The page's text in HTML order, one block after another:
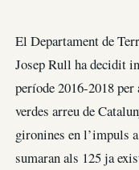
El Departament de
Josep Rull ha decidit
període 2016-2018
verdes arreu de
gironines en l’impuls
sumaran als 125 ja